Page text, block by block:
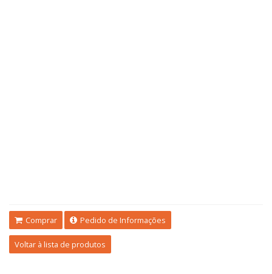
Comprar Pedido de Informações
Voltar à lista de produtos